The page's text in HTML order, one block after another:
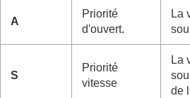
A
Priorité
d'ouvert.
La
S
Priorité
vitesse
La
de